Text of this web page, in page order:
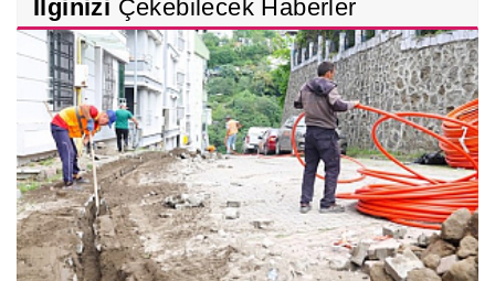
İlginizi Çekebilecek Haberler